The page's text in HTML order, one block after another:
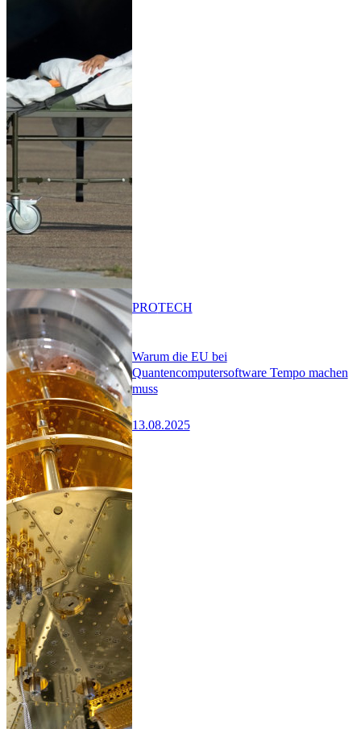
Warum die EU bei
Quantencomputersoftware Tempo machen
muss
13.08.2025
PROTECH